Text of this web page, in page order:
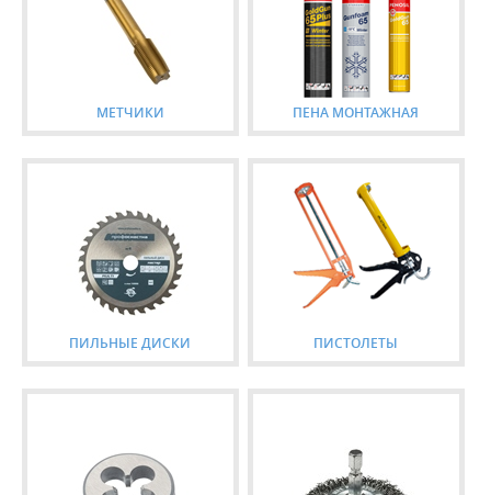
МЕТЧИКИ ПЕНА МОНТАЖНАЯ
ПИЛЬНЫЕ ДИСКИ ПИСТОЛЕТЫ